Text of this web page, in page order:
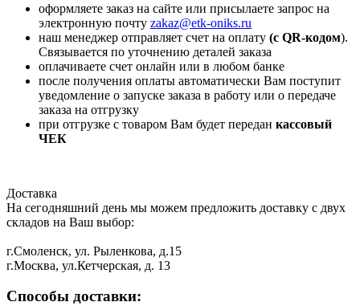
оформляете заказ на сайте или присылаете запрос на
электронную почту zakaz@etk-oniks.ru
наш менеджер отправляет счет на оплату (с QR-кодом).
Связывается по уточнению деталей заказа
оплачиваете счет онлайн или в любом банке
после получения оплаты автоматически Вам поступит
уведомление о запуске заказа в работу или о передаче
заказа на отгрузку
при отгрузке с товаром Вам будет передан кассовый
ЧЕК
Доставка
На сегодняшний день мы можем предложить доставку с двух
складов на Ваш выбор:
г.Смоленск, ул. Рыленкова, д.15
г.Москва, ул.Кетчерская, д. 13
Способы доставки: